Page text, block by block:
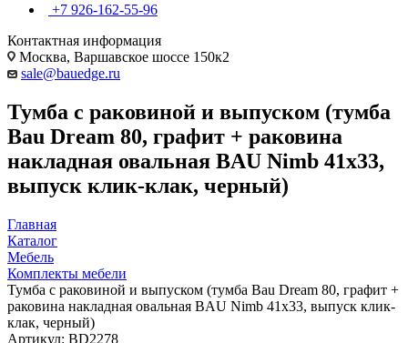
+7 926-162-55-96
Контактная информация
Москва, Варшавское шоссе 150к2
sale@bauedge.ru
Тумба с раковиной и выпуском (тумба
Bau Dream 80, графит + раковина
накладная овальная BAU Nimb 41х33,
выпуск клик-клак, черный)
Главная
Каталог
Мебель
Комплекты мебели
Тумба с раковиной и выпуском (тумба Bau Dream 80, графит +
раковина накладная овальная BAU Nimb 41х33, выпуск клик-
клак, черный)
Артикул: BD2278